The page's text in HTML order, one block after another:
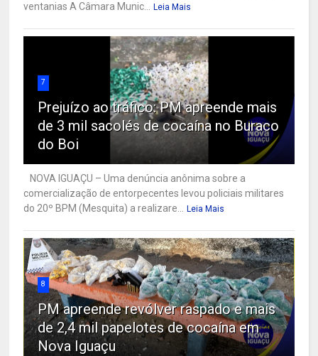
ventanias A Câmara Munic... Leia Mais
7
Prejuízo ao tráfico: PM apreende mais
de 3 mil sacolés de cocaína no Buraco
do Boi
NOVA IGUAÇU – Uma denúncia anônima sobre a
comercialização de entorpecentes levou policiais militares
do 20º BPM (Mesquita) a realizare... Leia Mais
8
PM apreende revólver raspado e mais
de 2,4 mil papelotes de cocaína em
Nova Iguaçu